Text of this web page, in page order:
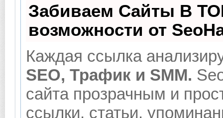
Забиваем Сайты В
возможности от
Каждая ссылка
SEO, Трафик и SMM.
сайта прозрачным и
ссылки, статьи,